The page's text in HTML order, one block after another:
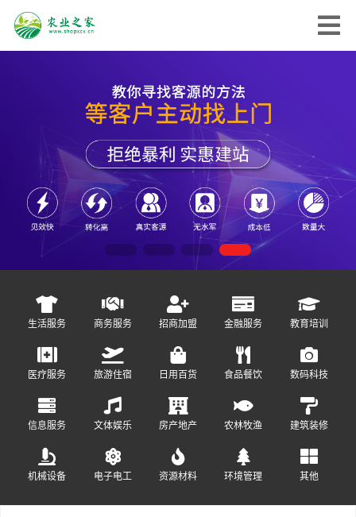
生活服务 商务服务 招商加盟 金融服务 教育培训
医疗服务 旅游住宿 日用百货 食品餐饮 数码科技
信息服务 文体娱乐 房产地产 农林牧渔 建筑装修
机械设备 电子电工 资源材料 环境管理 其他